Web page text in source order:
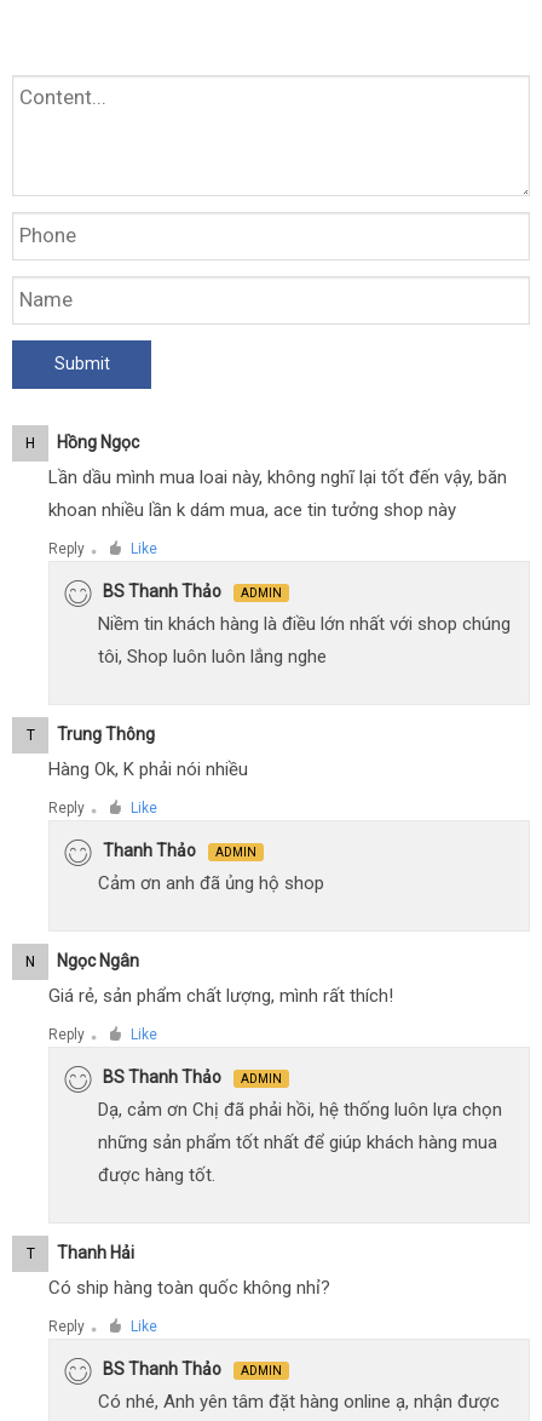
H Hồng Ngọc
Lần dầu mình mua loai này, không nghĩ lại tốt đến vậy, băn
khoan nhiều lần k dám mua, ace tin tưởng shop này
Reply ● Like
BS Thanh Thảo ADMIN
Niềm tin khách hàng là điều lớn nhất với shop chúng
tôi, Shop luôn luôn lắng nghe
T Trung Thông
Hàng Ok, K phải nói nhiều
Reply ● Like
Thanh Thảo ADMIN
Cảm ơn anh đã ủng hộ shop
N Ngọc Ngân
Giá rẻ, sản phẩm chất lượng, mình rất thích!
Reply ● Like
BS Thanh Thảo ADMIN
Dạ, cảm ơn Chị đã phải hồi, hệ thống luôn lựa chọn
những sản phẩm tốt nhất để giúp khách hàng mua
được hàng tốt.
T Thanh Hải
Có ship hàng toàn quốc không nhỉ?
Reply ● Like
BS Thanh Thảo ADMIN
Có nhé, Anh yên tâm đặt hàng online ạ, nhận được